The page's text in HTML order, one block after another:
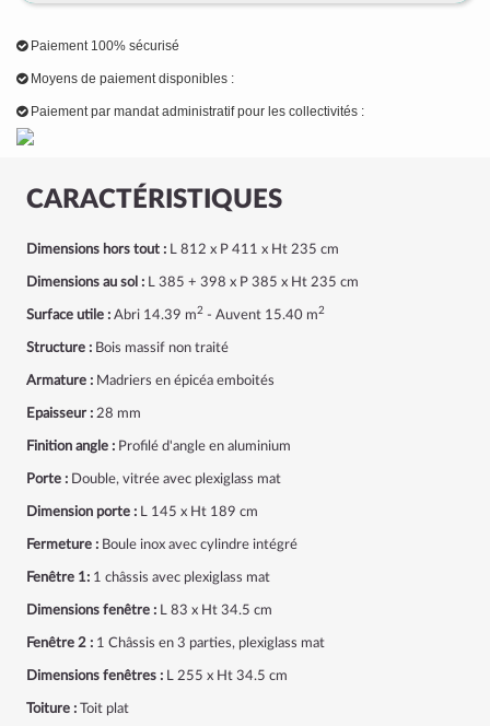
CARACTÉRISTIQUES
Dimensions hors tout : L 812 x P 411 x Ht 235 cm
Dimensions au sol : L 385 + 398 x P 385 x Ht 235 cm
Surface utile : Abri 14.39 m2 - Auvent 15.40 m2
Structure : Bois massif non traité
Armature : Madriers en épicéa emboités
Epaisseur : 28 mm
Finition angle : Profilé d'angle en aluminium
Porte : Double, vitrée avec plexiglass mat
Dimension porte : L 145 x Ht 189 cm
Fermeture : Boule inox avec cylindre intégré
Fenêtre 1: 1 châssis avec plexiglass mat
Dimensions fenêtre : L 83 x Ht 34.5 cm
Fenêtre 2 : 1 Châssis en 3 parties, plexiglass mat
Dimensions fenêtres : L 255 x Ht 34.5 cm
Toiture : Toit plat
Paiement 100% sécurisé
Moyens de paiement disponibles :
Paiement par mandat administratif pour les collectivités :